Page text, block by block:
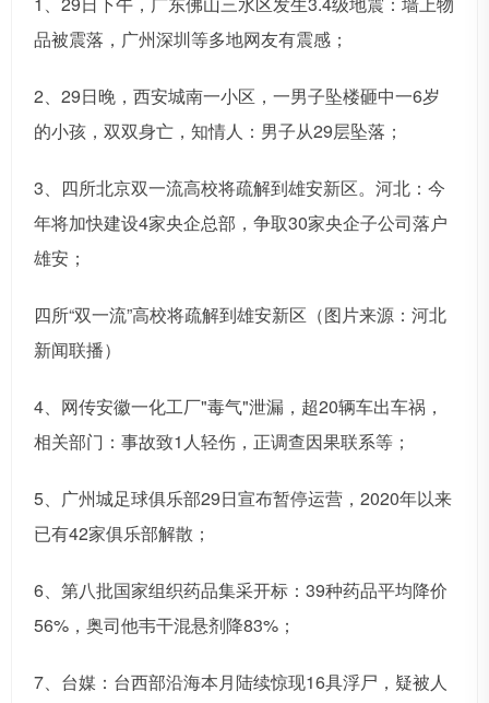
品被震落，广州深圳等多地网友有震感；
2、29日晚，西安城南一小区，一男子坠楼砸中一6岁
的小孩，双双身亡，知情人：男子从29层坠落；
3、四所北京双一流高校将疏解到雄安新区。河北：今
年将加快建设4家央企总部，争取30家央企子公司落户
雄安；
四所“双一流”高校将疏解到雄安新区（图片来源：河北
新闻联播）
4、网传安徽一化工厂"毒气"泄漏，超20辆车出车祸，
相关部门：事故致1人轻伤，正调查因果联系等；
5、广州城足球俱乐部29日宣布暂停运营，2020年以来
已有42家俱乐部解散；
6、第八批国家组织药品集采开标：39种药品平均降价
56%，奥司他韦干混悬剂降83%；
7、台媒：台西部沿海本月陆续惊现16具浮尸，疑被人